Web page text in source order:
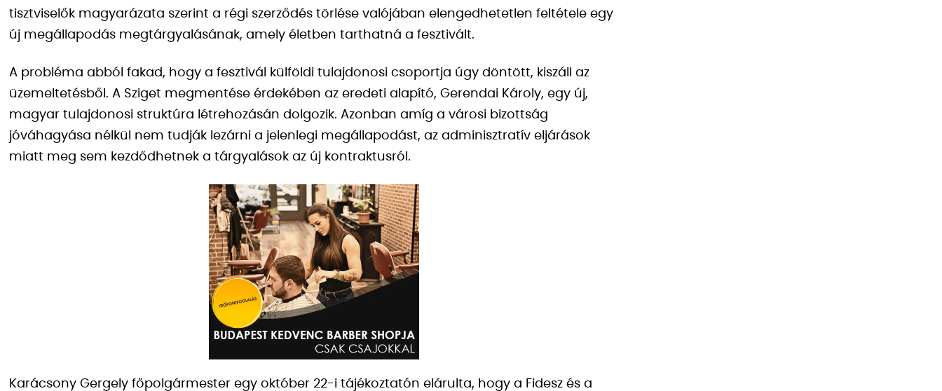
tisztviselők magyarázata szerint a régi szerződés törlése valójában elengedhetetlen feltétele egy
új megállapodás megtárgyalásának, amely életben tarthatná a fesztivált.
A probléma abból fakad, hogy a fesztivál külföldi tulajdonosi csoportja úgy döntött, kiszáll az
üzemeltetésből. A Sziget megmentése érdekében az eredeti alapító, Gerendai Károly, egy új,
magyar tulajdonosi struktúra létrehozásán dolgozik. Azonban amíg a városi bizottság
jóváhagyása nélkül nem tudják lezárni a jelenlegi megállapodást, az adminisztratív eljárások
miatt meg sem kezdődhetnek a tárgyalások az új kontraktusról.
Karácsony Gergely főpolgármester egy október 22-i tájékoztatón elárulta, hogy a Fidesz és a